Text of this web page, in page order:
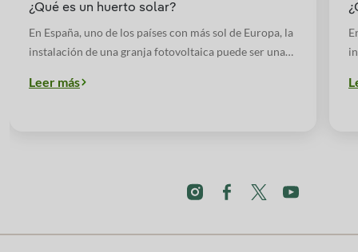
¿Qué es un huerto solar?
En España, uno de los países con más sol de Europa, la
instalación de una granja fotovoltaica puede ser una
comunidades de vecinos.
Leer más